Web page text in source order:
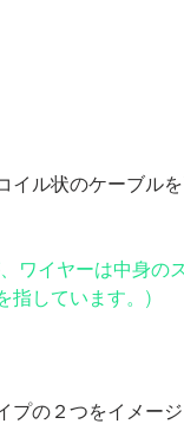
ル状のケーブル
ワイヤーは中身の
指しています。)
プの２つをイメー